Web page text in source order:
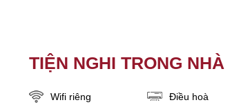
TIỆN NGHI TRONG NHÀ
Wifi riêng Điều hoà